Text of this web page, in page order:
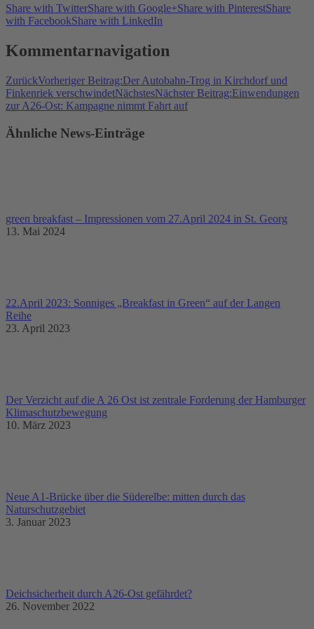
Share with TwitterShare with Google+Share with PinterestShare
with FacebookShare with LinkedIn
Kommentarnavigation
ZurückVorheriger Beitrag:Der Autobahn-Trog in Kirchdorf und
Finkenriek verschwindetNächstesNächster Beitrag:Einwendungen
zur A26-Ost: Kampagne nimmt Fahrt auf
Ähnliche News-Einträge
green breakfast – Impressionen vom 27.April 2024 in St. Georg
13. Mai 2024
22.April 2023: Sonniges „Breakfast in Green“ auf der Langen
Reihe
23. April 2023
Der Verzicht auf die A 26 Ost ist zentrale Forderung der Hamburger
Klimaschutzbewegung
10. März 2023
Neue A1-Brücke über die Süderelbe: mitten durch das
Naturschutzgebiet
3. Januar 2023
Deichsicherheit durch A26-Ost gefährdet?
26. November 2022